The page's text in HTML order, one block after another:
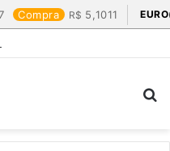
Compra 5,1011
valem a pena